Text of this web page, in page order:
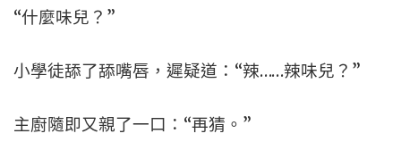
“什麼味兒？”
小學徒舔了舔嘴唇，遲疑道：“辣……辣味兒？”
主廚隨即又親了一口：“再猜。”